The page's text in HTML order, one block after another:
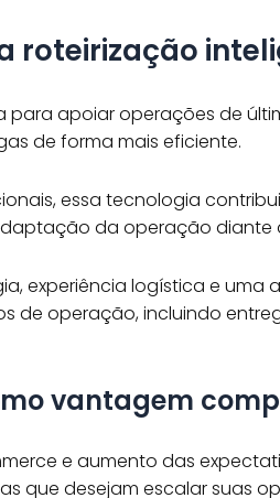
roteirização
para apoiar operações de
de forma mais eficiente.
essa tecnologia
da operação diante
experiência logística e uma
operação, incluindo
vantagem
e aumento das
que desejam escalar suas